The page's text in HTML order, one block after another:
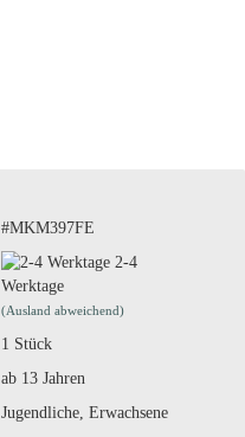
#MKM397FE
2-4
Werktage
(Ausland abweichend)
1 Stück
ab 13 Jahren
Jugendliche, Erwachsene